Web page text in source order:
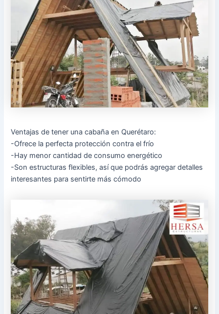
Ventajas de tener una cabaña en Querétaro:
-Ofrece la perfecta protección contra el frío
-Hay menor cantidad de consumo energético
-Son estructuras flexibles, así que podrás agregar detalles
interesantes para sentirte más cómodo